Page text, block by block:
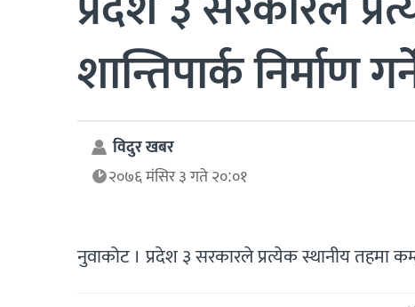
शान्तिपार्क निर्माण
विदुर खबर
२०७६ मंसिर ३ गते २०:०१
नुवाकोट । प्रदेश ३ सरकारले प्रत्येक स्थानीय तहमा